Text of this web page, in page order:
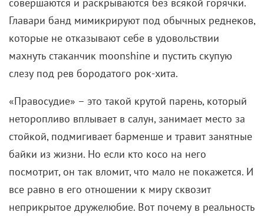
Главари банд мимикрируют под обычных реднеков,
которые не отказывают себе в удовольствии
махнуть стаканчик moonshine и пустить скупую
слезу под рев бородатого рок-хита.
неторопливо вплывает в салун, занимает место за
стойкой, подмигивает барменше и травит занятные
байки из жизни. Но если кто косо на него
посмотрит, он так вломит, что мало не покажется. И
все равно в его отношении к миру сквозит
неприкрытое дружелюбие. Вот почему в реальность
«Правосудия» тянет возвращаться вновь и вновь: